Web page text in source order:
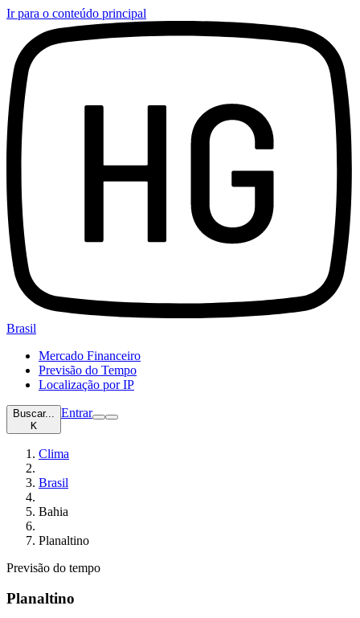
Ir para o conteúdo principal
Brasil
Mercado Financeiro
Previsão do Tempo
Localização por IP
Buscar...
K
Entrar
Clima
Brasil
Bahia
Planaltino
Previsão do tempo
Planaltino